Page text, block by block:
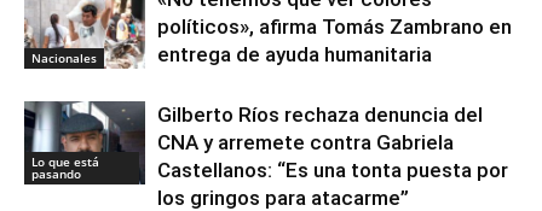
Nacionales
políticos», afirma Tomás Zambrano en
entrega de ayuda humanitaria
Lo que está
pasando
Gilberto Ríos rechaza denuncia del
CNA y arremete contra Gabriela
Castellanos: “Es una tonta puesta por
los gringos para atacarme”